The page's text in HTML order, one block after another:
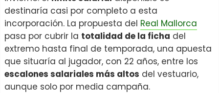
destinaría casi por completo a esta
incorporación. La propuesta del Real Mallorca
pasa por cubrir la totalidad de la ficha del
extremo hasta final de temporada, una apuesta
que situaría al jugador, con 22 años, entre los
escalones salariales más altos del vestuario,
aunque solo por media campaña.